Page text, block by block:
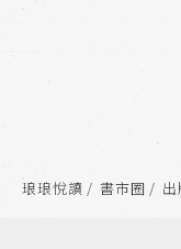
琅琅悅讀 書市圈